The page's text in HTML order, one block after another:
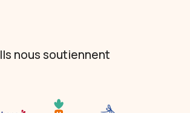
Ils nous soutiennent